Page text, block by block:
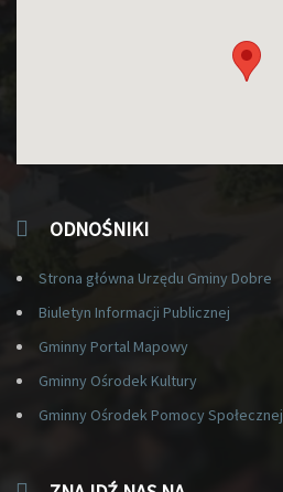
ODNOŚNIKI
Strona główna Urzędu Gminy Dobre
Biuletyn Informacji Publicznej
Gminny Portal Mapowy
Gminny Ośrodek Kultury
Gminny Ośrodek Pomocy Społecznej